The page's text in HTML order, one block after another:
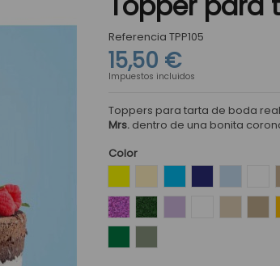
Referencia TPP105
15,50 €
Impuestos incluidos
Toppers para tarta de boda
Mrs.dentro de una bonita
Color
Glitter RosaGlitter Verde